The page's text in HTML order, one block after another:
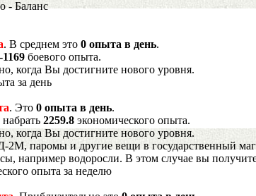
- Баланс
. В среднем это 0 опыта в день.
-1169 боевого опыта.
когда Вы достигните нового уровня.
за день
. Это 0 опыта в день.
2259.8 экономического опыта.
когда Вы достигните нового уровня.
паромы и другие вещи в государственный
например водоросли. В этом случае вы
опыта за неделю